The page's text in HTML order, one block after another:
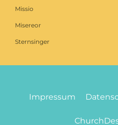
Missio
Misereor
Sternsinger
Impressum